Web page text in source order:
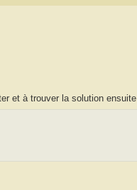
et à trouver la solution ensuite